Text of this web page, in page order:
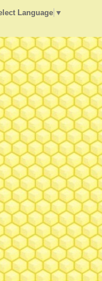
Language ▼